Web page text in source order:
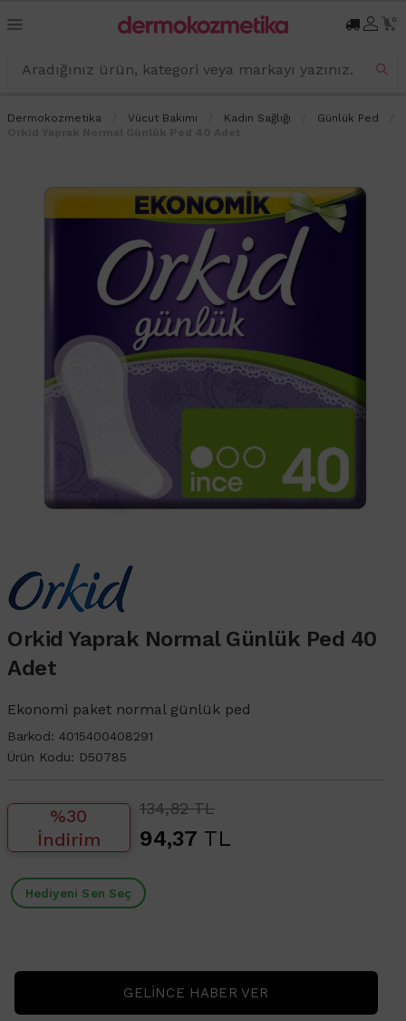
0
Dermokozmetika Vücut Bakımı Kadın Sağlığı
Günlük Ped
Orkid Yaprak Normal Günlük Ped 40
Adet
Ekonomi paket normal günlük ped
Barkod: 4015400408291
Ürün Kodu: D50785
%30
İndirim
134,82 TL
94,37 TL
Hediyeni Sen Seç
GELINCE HABER VER